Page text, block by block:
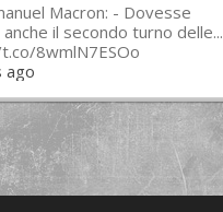
Macron: - Dovesse
il secondo turno delle...
8wmlN7ESOo
ago